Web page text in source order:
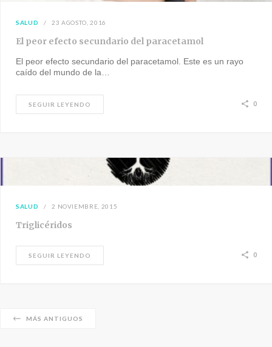
SALUD 23 AGOSTO, 2016
El peor efecto secundario del paracetamol
El peor efecto secundario del paracetamol. Este es un rayo
caído del mundo de la…
SEGUIR LEYENDO 0
SALUD 2 NOVIEMBRE, 2015
Triglicéridos
SEGUIR LEYENDO 0
MÁS ANTIGUOS